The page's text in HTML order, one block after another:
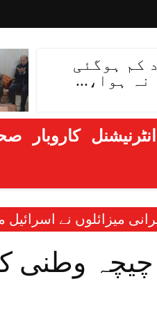
کم ہوگئی
نہ ہوا،...
انٹرنیشنل کاروبار
میں تباہی مچادی، کئی
وطنی